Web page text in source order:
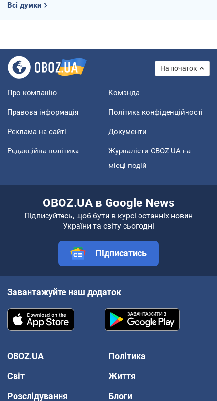
Всі думки
На початок
Про компанію Команда
Правова інформація Політика конфіденційності
Реклама на сайті Документи
Редакційна політика
Журналісти OBOZ.UA на
місці подій
OBOZ.UA в Google News
Підписуйтесь, щоб бути в курсі останніх новин
України та світу сьогодні
Підписатись
Завантажуйте наш додаток
OBOZ.UA
Політика
Світ
Життя
Розслідування
Блоги